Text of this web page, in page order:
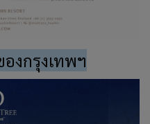
งกรุงเทพฯ